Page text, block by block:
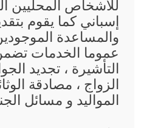
للأشخاص المحليين
إسباني كما يقوم
والمساعدة
عموما الخدمات
التأشيرة ، تجديد
الزواج ، مصادقة
المواليد و مسائل